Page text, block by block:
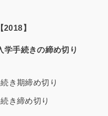
】
学手続きの締め切り
き期締め切り
き締め切り